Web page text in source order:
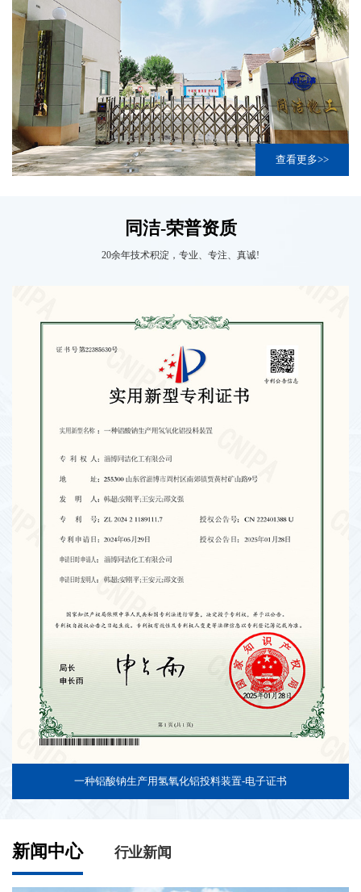
查看更多>>
同洁-荣普资质
20余年技术积淀，专业、专注、真诚!
一种铝酸钠生产用氢氧化铝投料装置-电子证书
新闻中心 行业新闻